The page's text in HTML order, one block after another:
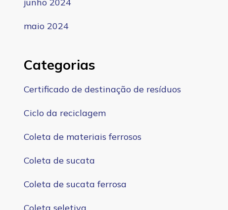
maio 2024
Categorias
Certificado de destinação de resíduos
Ciclo da reciclagem
Coleta de materiais ferrosos
Coleta de sucata
Coleta de sucata ferrosa